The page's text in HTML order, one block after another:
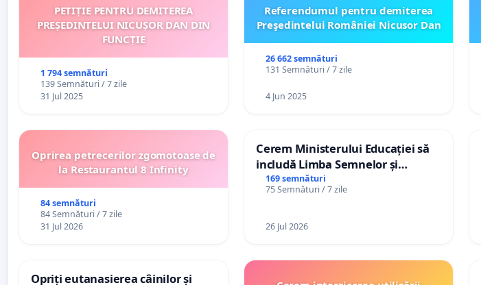
PETIȚIE PENTRU DEMITEREA
PREȘEDINTELUI NICUȘOR DAN DIN
FUNCȚIE
1 794 semnături
139 Semnături / 7 zile
31 Jul 2025
Referendumul pentru demiterea
Preşedintelui României Nicusor Dan
26 662 semnături
131 Semnături / 7 zile
4 Jun 2025
Oprirea petrecerilor zgomotoase de
la Restaurantul 8 Infinity
84 semnături
84 Semnături / 7 zile
31 Jul 2026
Cerem Ministerului Educației să
includă Limba Semnelor și
alfabetul Braille în școlile din
Republica Moldova!
169 semnături
75 Semnături / 7 zile
26 Jul 2026
Opriți eutanasierea câinilor și